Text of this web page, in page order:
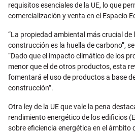
requisitos esenciales de la UE, lo que
comercialización y venta en el Espacio
“La propiedad ambiental más crucial de
construcción es la huella de carbono”,
“Dado que el impacto climático de los
menor que el de otros productos, esta
fomentará el uso de productos a base
construcción”.
Otra ley de la UE que vale la pena
rendimiento energético de los edificios
sobre eficiencia energética en el ámbito